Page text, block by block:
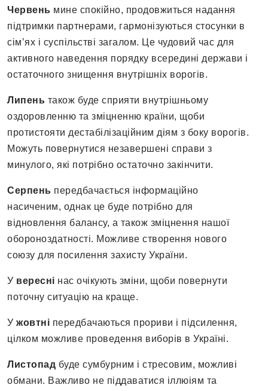
Червень мине спокійно, продовжиться надання
підтримки партнерами, гармонізуються стосунки в
сім’ях і суспільстві загалом. Це чудовий час для
активного наведення порядку всередині держави і
остаточного знищення внутрішніх ворогів.
Липень також буде сприяти внутрішньому
оздоровленню та зміцненню країни, щоби
протистояти дестабілізаційним діям з боку ворогів.
Можуть повернутися незавершені справи з
минулого, які потрібно остаточно закінчити.
Серпень передбачається інформаційно
насиченим, однак це буде потрібно для
відновлення балансу, а також зміцнення нашої
обороноздатності. Можливе створення нового
союзу для посилення захисту України.
У вересні нас очікують зміни, щоби повернути
поточну ситуацію на краще.
У жовтні передбачаються прориви і підсилення,
цілком можливе проведення виборів в Україні.
Листопад буде сумбурним і стресовим, можливі
обмани. Важливо не піддаватися іллюіям та